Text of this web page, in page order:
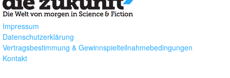
Impressum
Datenschutzerklärung
Vertragsbestimmung & Gewinnspielteilnahmebedingungen
Kontakt